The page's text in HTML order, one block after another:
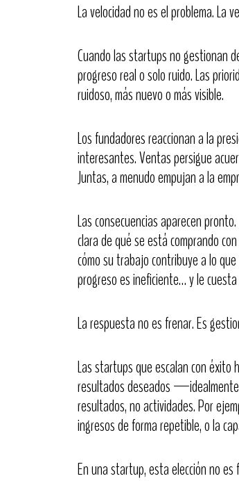
La velocidad no es el problema. La
Cuando las startups no gestionan
progreso real o solo ruido. Las
ruidoso, más nuevo o más visible.
Los fundadores reaccionan a la
interesantes. Ventas persigue
Juntas, a menudo empujan a la
Las consecuencias aparecen
clara de qué se está comprando
cómo su trabajo contribuye a lo
progreso es ineficiente… y le
La respuesta no es frenar. Es
Las startups que escalan con éxito
resultados deseados
resultados, no actividades. Por
ingresos de forma repetible, o la
En una startup, esta elección no es